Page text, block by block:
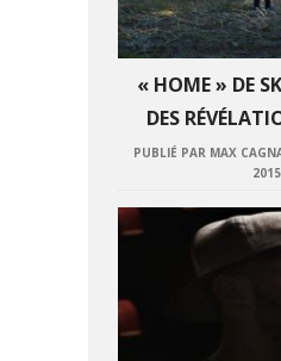
« HOME » DE
DES
PUBLIÉ PAR MAX
2015